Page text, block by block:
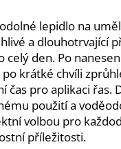
lepidlo na
a dlouhotrvající
celý den. Po
krátké chvíli
čas pro aplikaci řas.
použití a
volbou pro
příležitosti.
SAMOLEPÍCÍ WISPY